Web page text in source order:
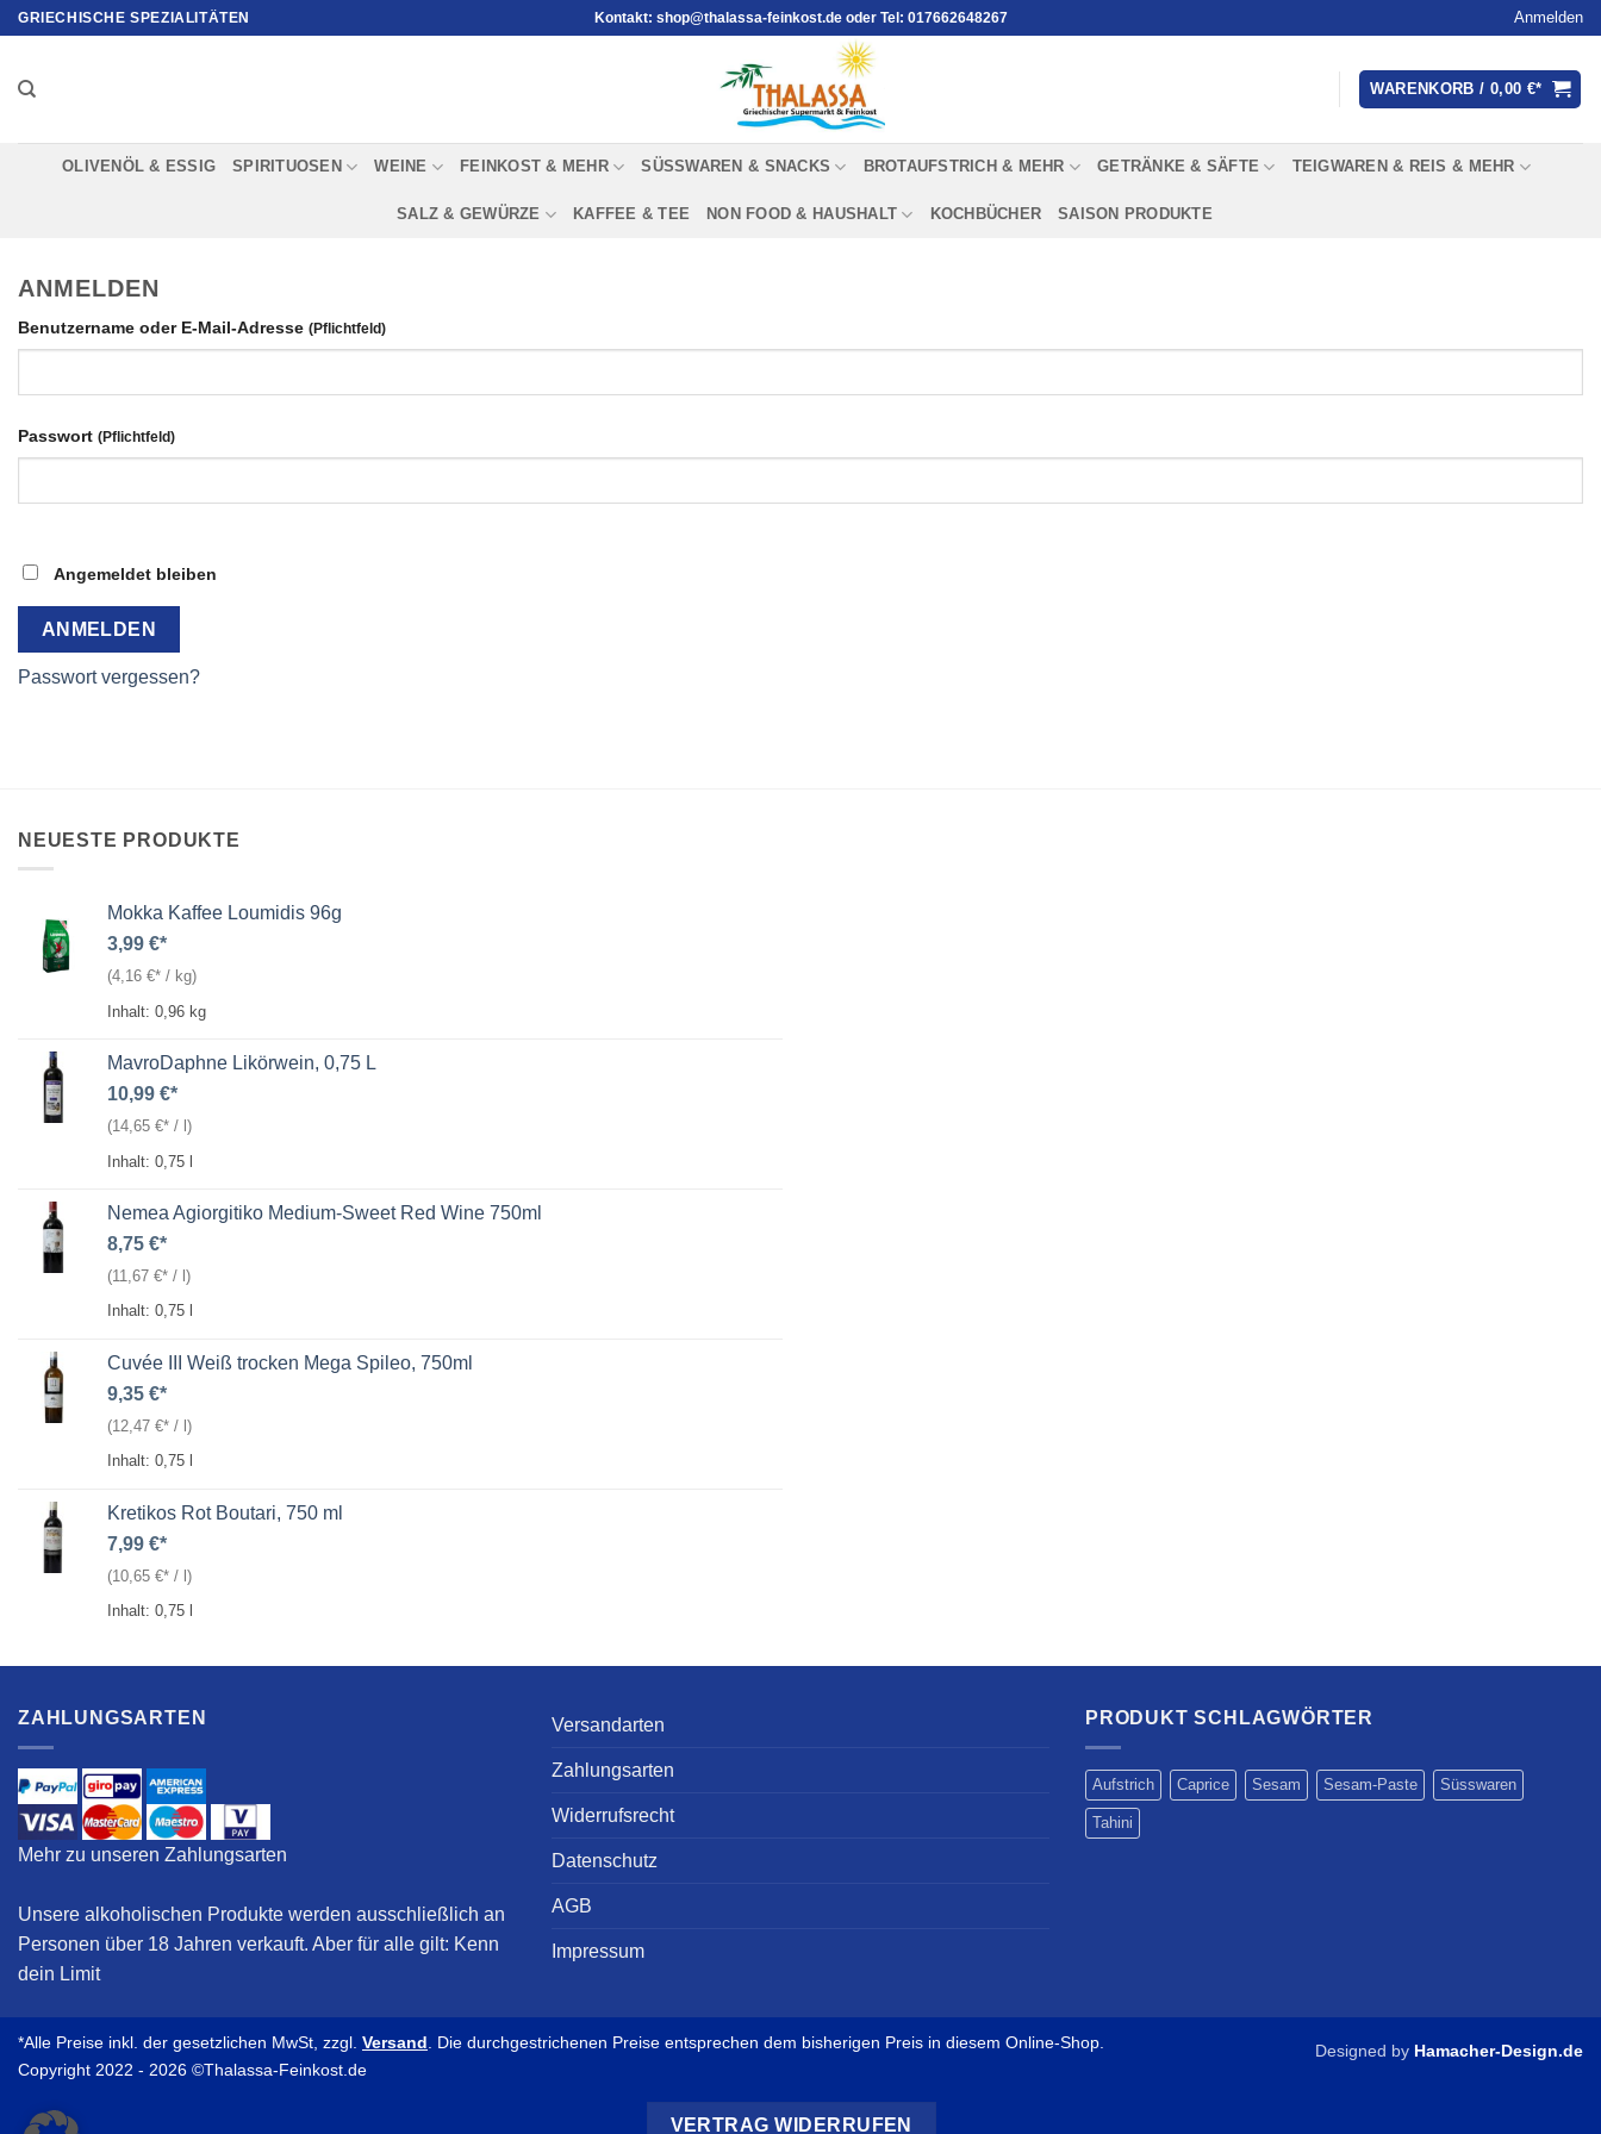
ZumGRIECHISCHE SPEZIALITÄTEN Kontakt: shop@thalassa-feinkost.de oder Tel: 017662648267 Anmelden
WARENKORB / 0,00 €
OLIVENÖL & ESSIG SPIRITUOSEN WEINE FEINKOST & MEHR SÜSSWAREN & SNACKS BROTAUFSTRICH & MEHR GETRÄNKE & SÄFTE TEIGWAREN & REIS & MEHR
SALZ & GEWÜRZE KAFFEE & TEE NON FOOD & HAUSHALT KOCHBÜCHER SAISON PRODUKTE
ANMELDEN
Benutzername oder E-Mail-Adresse Erforderlich
Passwort Erforderlich
Angemeldet bleiben
ANMELDEN
Passwort vergessen?
NEUESTE PRODUKTE
Mokka Kaffee Loumidis 96g
3,99 €
(4,16 € / kg)
Inhalt: 0,96 kg
MavroDaphne Likörwein, 0,75 L
10,99 €
(14,65 € / )
Inhalt: 0,75 l
Nemea Agiorgitiko Medium-Sweet Red Wine 750ml
8,75 €
(11,67 € / )
Inhalt: 0,75
Cuvée III Weiß trocken Mega Spileo, 750ml
9,35 €
(12,47 € / )
Inhalt: 0,75
Kretikos Rot Boutari, 750 ml
7,99 €
(10,65 € / l)
Inhalt: 0,75
ZAHLUNGSARTEN
Mehr zu unseren Zahlungsarten
Unsere alkoholischen Produkte werden ausschließlich an
Personen über 18 Jahren verkauft. Aber für alle gilt: Kenn
dein Limit
Versandarten
Zahlungsarten
Widerrufsrecht
Datenschutz
AGB
Impressum
PRODUKT SCHLAGWÖRTER
Aufstrich Caprice Sesam Sesam-Paste Süsswaren
Tahini
Designed by Hamacher-Design.de
*Alle Preise inkl. der gesetzlichen MwSt, zzgl. Versand . Die durchgestrichenen Preise entsprechen dem bisherigen Preis in diesem Online-Shop.
Copyright 2022 - 2026 ©Thalassa-Feinkost.de
VERTRAG WIDERRUFEN